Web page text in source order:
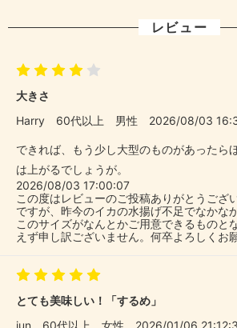
レビュー
大きさ
Harry
60代以上 男性 2026/08/03
できれば、もう少し大型のものがあったら
は上がるでしょうが。
2026/08/03 17:00:07
この度はレビューのご投稿ありがとうご
ですが、昨今のイカの水揚げ不足でなかな
このサイズがなんとかご用意できるものと
えず申し訳ございません。何卒よろしくお
とても美味しい！「するめ」
jun
60代以上 女性 2026/01/06